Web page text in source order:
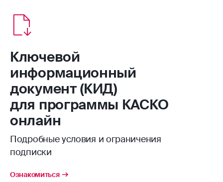
Ключевой
информационный
документ (КИД)
для программы КАСКО
онлайн
Подробные условия и ограничения
подписки
Ознакомиться